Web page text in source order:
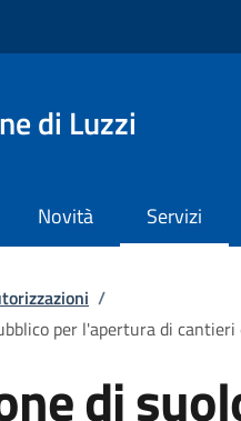
di Luzzi
Novità Servizi
/
per l'apertura di
di